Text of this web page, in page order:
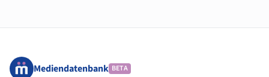
Mediendatenbank BETA